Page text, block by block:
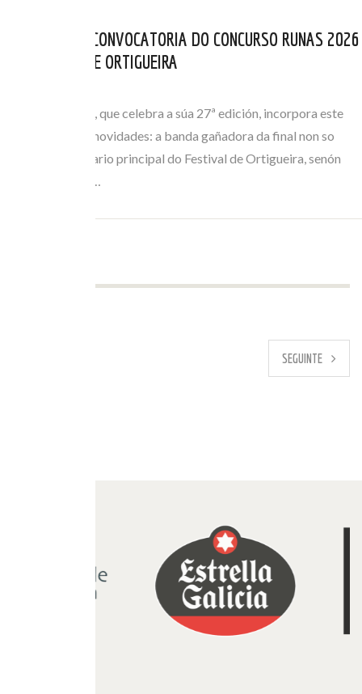
ABERTA NOVA CONVOCATORIA DO CONCURSO RUNAS 2026
DO FESTIVAL DE ORTIGUEIRA
O certame Runas, que celebra a súa 27ª edición, incorpora este
ano importantes novidades: a banda gañadora da final non so
actuará no escenario principal do Festival de Ortigueira, senón
que tamén terá a…
SEGUINTE